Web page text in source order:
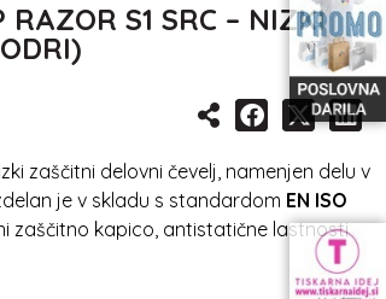
S1 SRC – NIZKI
zaščitni delovni čevelj, namenjen delu v
je v skladu s standardom EN ISO
zaščitno kapico, antistatične lastnosti